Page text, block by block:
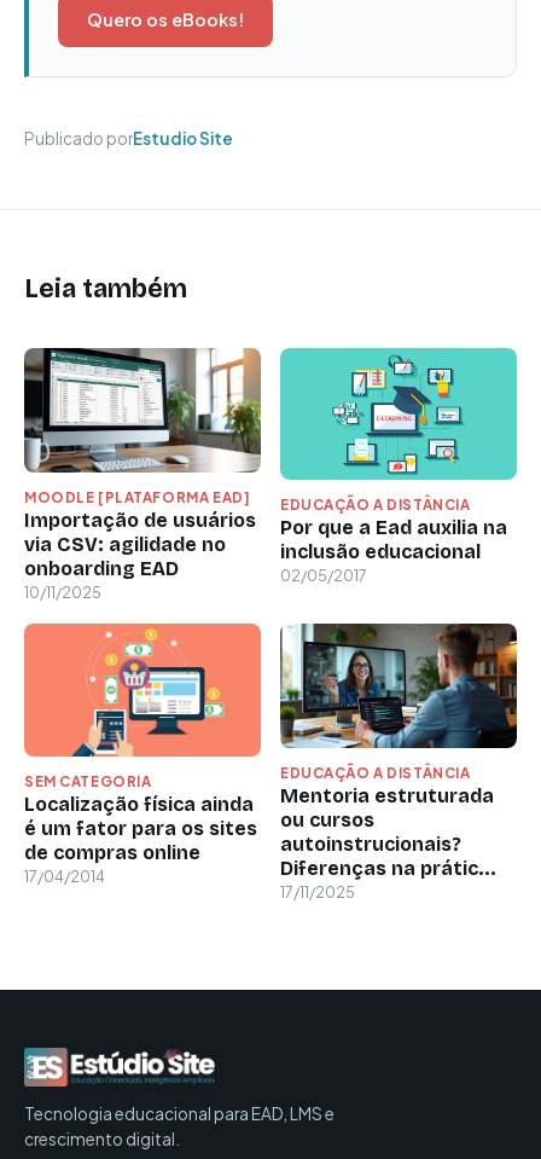
Quero os eBooks!
Publicado porEstudio Site
Leia também
MOODLE [PLATAFORMA EAD]
Importação de usuários
via CSV: agilidade no
onboarding EAD
10/11/2025
EDUCAÇÃO A DISTÂNCIA
Por que a Ead auxilia na
inclusão educacional
02/05/2017
SEM CATEGORIA
Localização física ainda
é um fator para os sites
de compras online
17/04/2014
EDUCAÇÃO A DISTÂNCIA
Mentoria estruturada
ou cursos
autoinstrucionais?
Diferenças na prátic...
17/11/2025
Tecnologia educacional para EAD, LMS e
crescimento digital.